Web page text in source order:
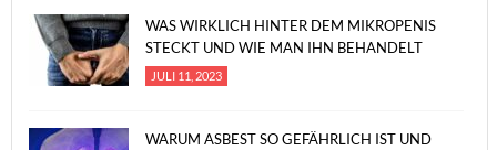
WAS WIRKLICH HINTER DEM MIKROPENIS
STECKT UND WIE MAN IHN BEHANDELT
JULI 11, 2023
WARUM ASBEST SO GEFÄHRLICH IST UND